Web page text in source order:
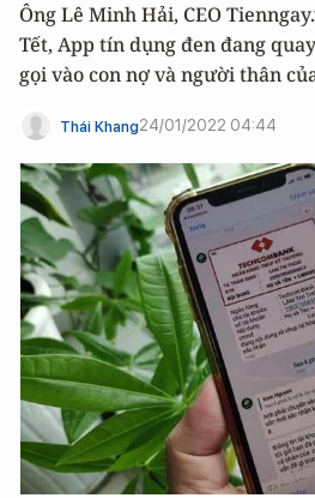
Ông Lê Minh Hải, CEO
Tết, App tín dụng đen đang
gọi vào con nợ và người thân
Thái Khang24/01/2022 04:44